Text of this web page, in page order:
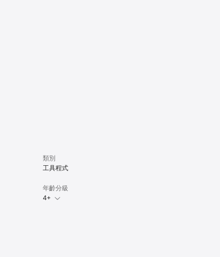
類別
工具程式
年齡分級
4+